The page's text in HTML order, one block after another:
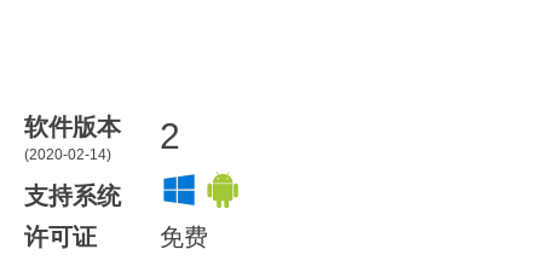
软件版本
(2020-02-14) 2
支持系统
许可证
免费